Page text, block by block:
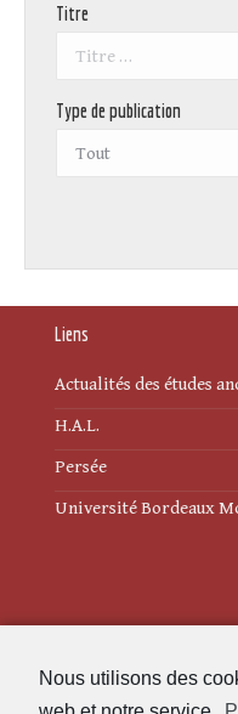
Nous utilisons des
Titre
Type de publication
Liens
Actualités des études
H.A.L.
Persée
Université Bordeaux
Politique de cookies